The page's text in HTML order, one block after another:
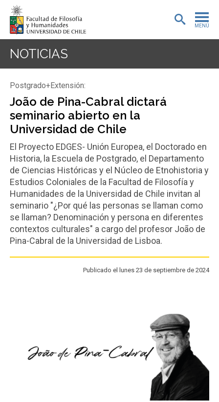
MENÚ
POSTGRADO
EXTENSIÓN
BIBLIOTECA
DEPARTAMENTOS
FACULTAD
Egresados
NOTICIAS
Postgrado+Extensión:
João de Pina-Cabral dictará
seminario abierto en la
Universidad de Chile
El Proyecto EDGES- Unión Europea, el Doctorado en
Historia, la Escuela de Postgrado, el Departamento
de Ciencias Históricas y el Núcleo de Etnohistoria y
Estudios Coloniales de la Facultad de Filosofía y
Humanidades de la Universidad de Chile invitan al
seminario "¿Por qué las personas se llaman como
se llaman? Denominación y persona en diferentes
contextos culturales" a cargo del profesor João de
Pina-Cabral de la Universidad de Lisboa.
Publicado el lunes 23 de septiembre de 2024